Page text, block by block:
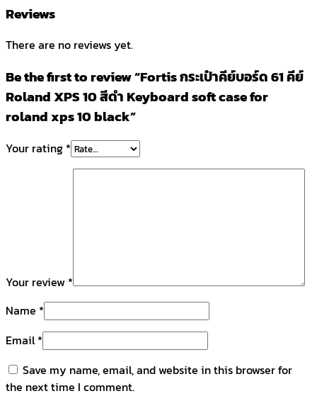
Reviews
There are no reviews yet.
Be the first to review “Fortis กระเป๋าคีย์บอร์ด 61 คีย์
Roland XPS 10 สีดำ Keyboard soft case for
roland xps 10 black”
Your rating *
Your review *
Name *
Email*
Save my name, email, and website in this browser for
the next time I comment.